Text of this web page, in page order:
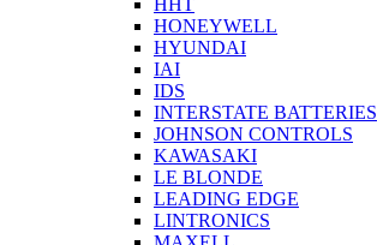
HONEYWELL
HYUNDAI
IAI
IDS
INTERSTATE BATTERIES
JOHNSON CONTROLS
KAWASAKI
LE BLONDE
LEADING EDGE
LINTRONICS